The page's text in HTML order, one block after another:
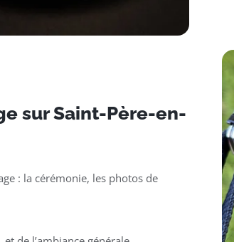
sur Saint-Père-en-
: la cérémonie, les photos de